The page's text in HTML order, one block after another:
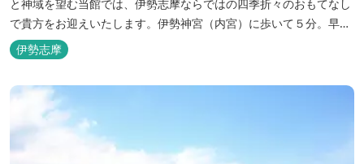
と神域を望む当館では、伊勢志摩ならではの四季折々のおもてなし
で貴方をお迎えいたします。伊勢神宮（内宮）に歩いて５分。早朝
参拝を体験できます。
伊勢志摩